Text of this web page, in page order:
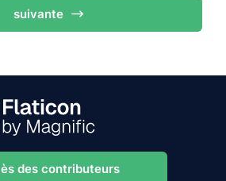
suivante
des contributeurs